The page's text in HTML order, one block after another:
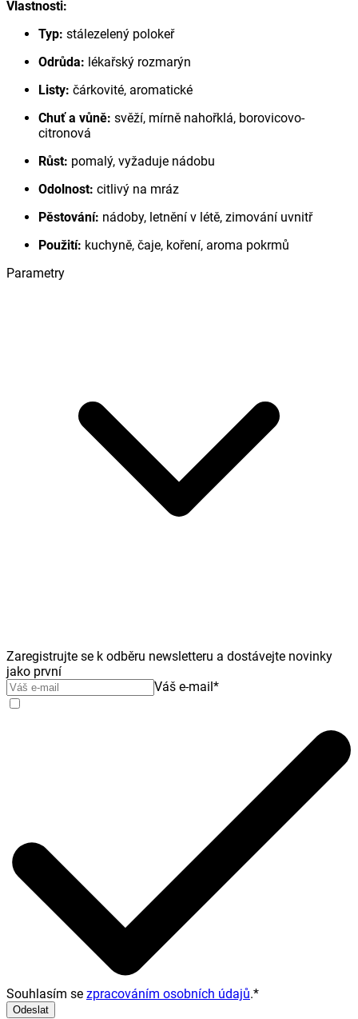
Vlastnosti:
Typ: stálezelený polokeř
Odrůda: lékařský rozmarýn
Listy: čárkovité, aromatické
Chuť a vůně: svěží, mírně nahořklá, borovicovo-
citronová
Růst: pomalý, vyžaduje nádobu
Odolnost: citlivý na mráz
Pěstování: nádoby, letnění v létě, zimování uvnitř
Použití: kuchyně, čaje, koření, aroma pokrmů
Parametry
Zaregistrujte se k odběru newsletteru a dostávejte novinky
jako první
Váš e-mail*
Souhlasím se zpracováním osobních údajů.*
Odeslat